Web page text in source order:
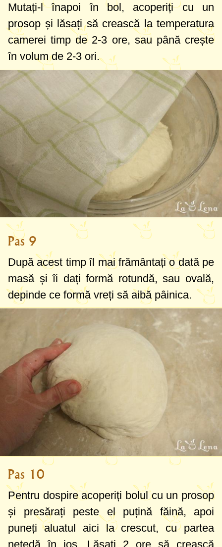
Mutați-l înapoi în bol, acoperiți cu un
prosop și lăsați să crească la temperatura
camerei timp de 2-3 ore, sau până crește
în volum de 2-3 ori.
Pas 9
După acest timp îl mai frământați o dată pe
masă și îi dați formă rotundă, sau ovală,
depinde ce formă vreți să aibă pâinica.
Pas 10
Pentru dospire acoperiți bolul cu un prosop
și presărați peste el puțină făină, apoi
puneți aluatul aici la crescut, cu partea
netedă în jos. Lăsați 2 ore să crească